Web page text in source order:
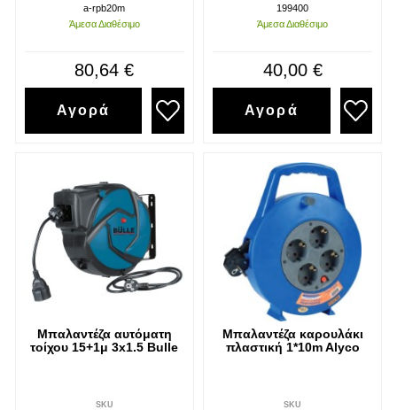
a-rpb20m
Άμεσα Διαθέσιμο
80,64 €
Αγορά
199400
Άμεσα Διαθέσιμο
40,00 €
Αγορά
Μπαλαντέζα αυτόματη
τοίχου 15+1μ 3x1.5 Bulle
SKU
Μπαλαντέζα καρουλάκι
πλαστική 1*10m Alyco
SKU